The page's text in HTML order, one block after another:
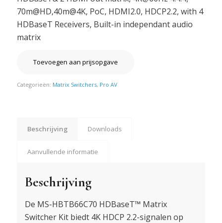
70m@HD,40m@4K, PoC, HDMI2.0, HDCP2.2, with 4
HDBaseT Receivers, Built-in independant audio
matrix
Toevoegen aan prijsopgave
Categorieën: Matrix Switchers, Pro AV
Beschrijving Downloads
Aanvullende informatie
Beschrijving
De MS-HBTB66C70 HDBaseT™ Matrix
Switcher Kit biedt 4K HDCP 2.2-signalen op